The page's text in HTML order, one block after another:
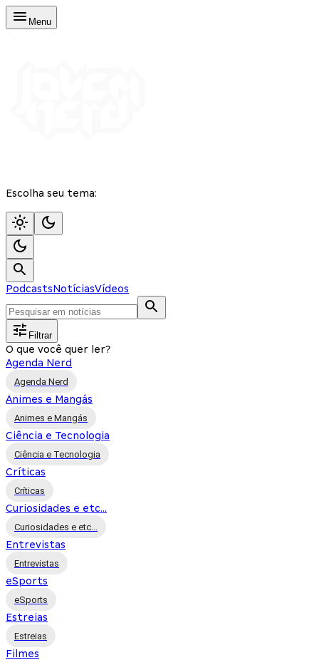
Menu
Escolha seu tema:
PodcastsNotíciasVídeos
Filtrar
O que você quer ler?
Agenda Nerd
Agenda Nerd
Animes e Mangás
Animes e Mangás
Ciência e Tecnologia
Ciência e Tecnologia
Críticas
Críticas
Curiosidades e etc...
Curiosidades e etc...
Entrevistas
Entrevistas
eSports
eSports
Estreias
Estreias
Filmes